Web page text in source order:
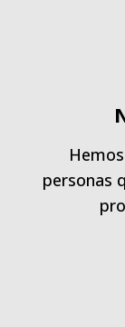
personas